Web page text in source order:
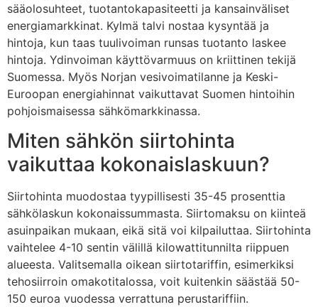
sääolosuhteet, tuotantokapasiteetti ja kansainväliset
energiamarkkinat. Kylmä talvi nostaa kysyntää ja
hintoja, kun taas tuulivoiman runsas tuotanto laskee
hintoja. Ydinvoiman käyttövarmuus on kriittinen tekijä
Suomessa. Myös Norjan vesivoimatilanne ja Keski-
Euroopan energiahinnat vaikuttavat Suomen hintoihin
pohjoismaisessa sähkömarkkinassa.
Miten sähkön siirtohinta
vaikuttaa kokonaislaskuun?
Siirtohinta muodostaa tyypillisesti 35-45 prosenttia
sähkölaskun kokonaissummasta. Siirtomaksu on kiinteä
asuinpaikan mukaan, eikä sitä voi kilpailuttaa. Siirtohinta
vaihtelee 4-10 sentin välillä kilowattitunnilta riippuen
alueesta. Valitsemalla oikean siirtotariffin, esimerkiksi
tehosiirroin omakotitalossa, voit kuitenkin säästää 50-
150 euroa vuodessa verrattuna perustariffiin.